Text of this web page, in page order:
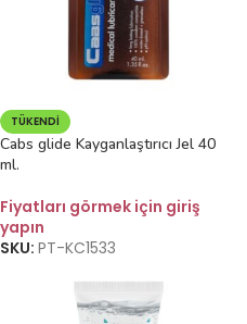
TÜKENDI
Cabs glide Kayganlaştırıcı Jel 40
ml.
Fiyatları görmek için giriş
yapın
SKU: PT-KC1533